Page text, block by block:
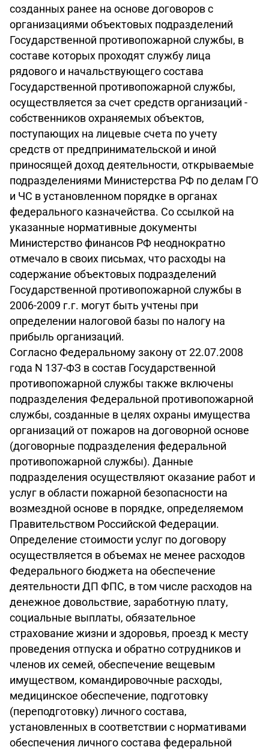
созданных ранее на основе договоров с
организациями объектовых подразделений
Государственной противопожарной службы, в
составе которых проходят службу лица
рядового и начальствующего состава
Государственной противопожарной службы,
осуществляется за счет средств организаций -
собственников охраняемых объектов,
поступающих на лицевые счета по учету
средств от предпринимательской и иной
приносящей доход деятельности, открываемые
подразделениями Министерства РФ по делам ГО
и ЧС в установленном порядке в органах
федерального казначейства. Со ссылкой на
указанные нормативные документы
Министерство финансов РФ неоднократно
отмечало в своих письмах, что расходы на
содержание объектовых подразделений
Государственной противопожарной службы в
2006-2009 г.г. могут быть учтены при
определении налоговой базы по налогу на
прибыль организаций.
Согласно Федеральному закону от 22.07.2008
года N 137-ФЗ в состав Государственной
противопожарной службы также включены
подразделения Федеральной противопожарной
службы, созданные в целях охраны имущества
организаций от пожаров на договорной основе
(договорные подразделения федеральной
противопожарной службы). Данные
подразделения осуществляют оказание работ и
услуг в области пожарной безопасности на
возмездной основе в порядке, определяемом
Правительством Российской Федерации.
Определение стоимости услуг по договору
осуществляется в объемах не менее расходов
Федерального бюджета на обеспечение
деятельности ДП ФПС, в том числе расходов на
денежное довольствие, заработную плату,
социальные выплаты, обязательное
страхование жизни и здоровья, проезд к месту
проведения отпуска и обратно сотрудников и
членов их семей, обеспечение вещевым
имуществом, командировочные расходы,
медицинское обеспечение, подготовку
(переподготовку) личного состава,
установленных в соответствии с нормативами
обеспечения личного состава федеральной